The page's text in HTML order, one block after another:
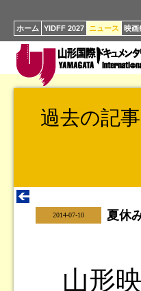
ホーム YIDFF 2027 ニュース 映画
過去の記事
2014-07-10 夏休
山形映